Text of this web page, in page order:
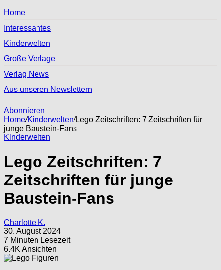
Home
Interessantes
Kinderwelten
Große Verlage
Verlag News
Aus unseren Newslettern
Abonnieren
Home/Kinderwelten/Lego Zeitschriften: 7 Zeitschriften für
junge Baustein-Fans
Kinderwelten
Lego Zeitschriften: 7
Zeitschriften für junge
Baustein-Fans
Charlotte K.
30. August 2024
7 Minuten Lesezeit
6.4K Ansichten